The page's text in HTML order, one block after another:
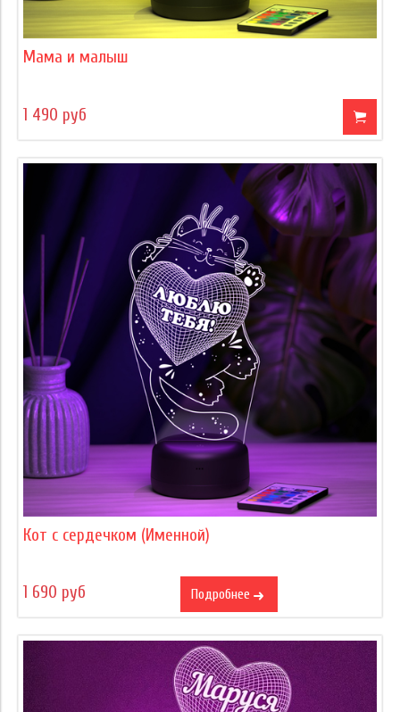
Мама и малыш
1 490 руб
Кот с сердечком (Именной)
1 690 руб Подробнее